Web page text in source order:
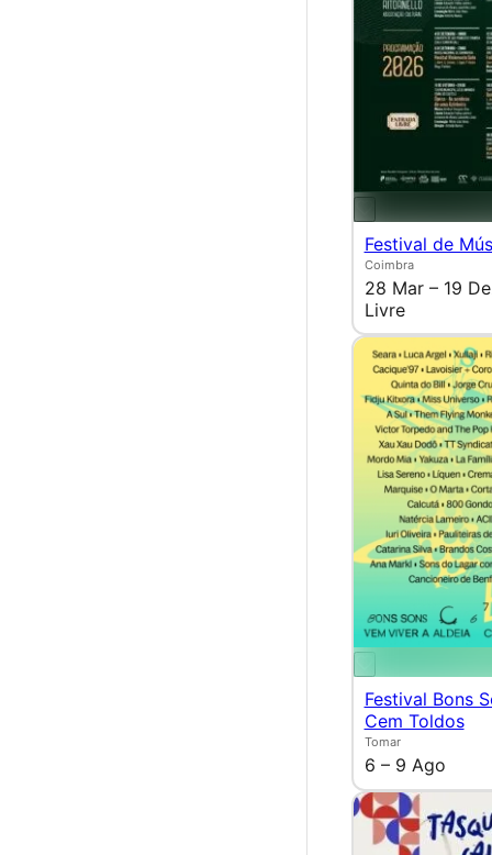
Festival de
Coimbra
28 Mar – 19
Livre
Festival Bons
Cem Toldos
Tomar
6 – 9 Ago